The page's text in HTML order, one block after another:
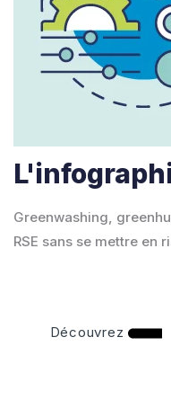
Greenwashing,
RSE sans se mettre en
Découvrez